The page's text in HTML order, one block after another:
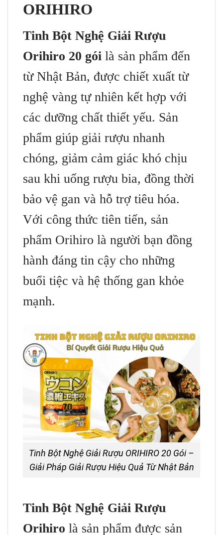
ORIHIRO
Tinh Bột Nghệ Giải Rượu
Orihiro 20 gói là sản phẩm đến
từ Nhật Bản, được chiết xuất từ
nghệ vàng tự nhiên kết hợp với
các dưỡng chất thiết yếu. Sản
phẩm giúp giải rượu nhanh
chóng, giảm cảm giác khó chịu
sau khi uống rượu bia, đồng thời
bảo vệ gan và hỗ trợ tiêu hóa.
Với công thức tiên tiến, sản
phẩm Orihiro là người bạn đồng
hành đáng tin cậy cho những
buổi tiệc và hệ thống gan khỏe
mạnh.
Tinh Bột Nghệ Giải Rượu ORIHIRO 20 Gói –
Giải Pháp Giải Rượu Hiệu Quả Từ Nhật Bản
Tinh Bột Nghệ Giải Rượu
Orihiro là sản phẩm được sản